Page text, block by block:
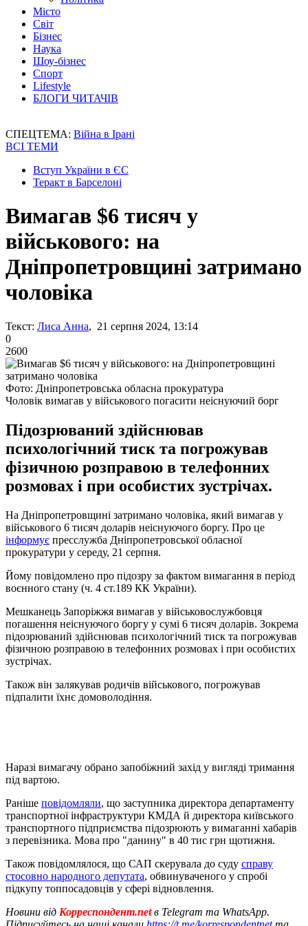
Місто
Світ
Бізнес
Наука
Шоу-бізнес
Спорт
Lifestyle
БЛОГИ ЧИТАЧІВ
СПЕЦТЕМА: Війна в Ірані
ВСІ ТЕМИ
Вступ України в ЄС
Теракт в Барселоні
Вимагав $6 тисяч у
військового: на
Дніпропетровщині затримано
чоловіка
Текст: Лиса Анна, 21 серпня 2024, 13:14
0
2600
Фото: Дніпропетровська обласна прокуратура
Чоловік вимагав у військового погасити неіснуючий борг
Підозрюваний здійснював
психологічний тиск та погрожував
фізичною розправою в телефонних
розмовах і при особистих зустрічах.
На Дніпропетровщині затримано чоловіка, який вимагав у
військового 6 тисяч доларів неіснуючого боргу. Про це
інформує пресслужба Дніпропетровської обласної
прокуратури у середу, 21 серпня.
Йому повідомлено про підозру за фактом вимагання в період
воєнного стану (ч. 4 ст.189 КК України).
Мешканець Запоріжжя вимагав у військовослужбовця
погашення неіснуючого боргу у сумі 6 тисяч доларів. Зокрема
підозрюваний здійснював психологічний тиск та погрожував
фізичною розправою в телефонних розмовах і при особистих
зустрічах.
Також він залякував родичів військового, погрожував
підпалити їхнє домоволодіння.
Наразі вимагачу обрано запобіжний захід у вигляді тримання
під вартою.
Раніше повідомляли, що заступника директора департаменту
транспортної інфраструктури КМДА й директора київського
транспортного підприємства підозрюють у вимаганні хабарів
з перевізника. Мова про "данину" в 40 тис грн щотижня.
Також повідомлялося, що САП скерувала до суду справу
стосовно народного депутата, обвинуваченого у спробі
підкупу топпосадовців у сфері відновлення.
Новини від Корреспондент.netв Telegram та WhatsApp.